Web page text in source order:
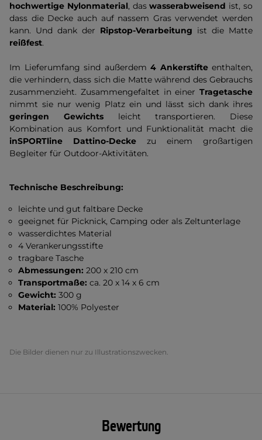
hochwertige Nylonmaterial, daswasserabweisend ist, so
dass die Decke auch auf nassem Gras verwendet werden
kann. Und dank der Ripstop-Verarbeitung ist die Matte
reißfest.
Im Lieferumfang sind außerdem 4 Ankerstifteenthalten,
die verhindern, dass sich die Matte während des Gebrauchs
zusammenzieht. Zusammengefaltet in einer Tragetasche
nimmt sie nur wenig Platz ein und lässt sich dank ihres
geringen Gewichtsleicht transportieren. Diese
Kombination aus Komfort und Funktionalität macht die
inSPORTline Dattino-Decke zu einem großartigen
Begleiter für Outdoor-Aktivitäten.
Technische Beschreibung:
leichte und gut faltbare Decke
geeignet für Picknick, Camping oder als Zeltunterlage
wasserdichtes Material
4 Verankerungsstifte
tragbare Tasche
Abmessungen: 200 x 210 cm
Transportmaße:ca. 20 x 14 x 6 cm
Gewicht: 300 g
Material: 100% Polyester
Die Bilder dienen nur zu Illustrationszwecken.
Bewertung